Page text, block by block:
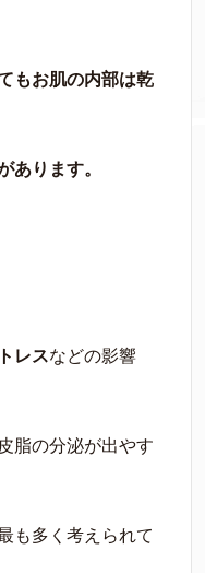
もお肌の内部は乾
あります。
レスなどの影響
脂の分泌が出やす
も多く考えられて